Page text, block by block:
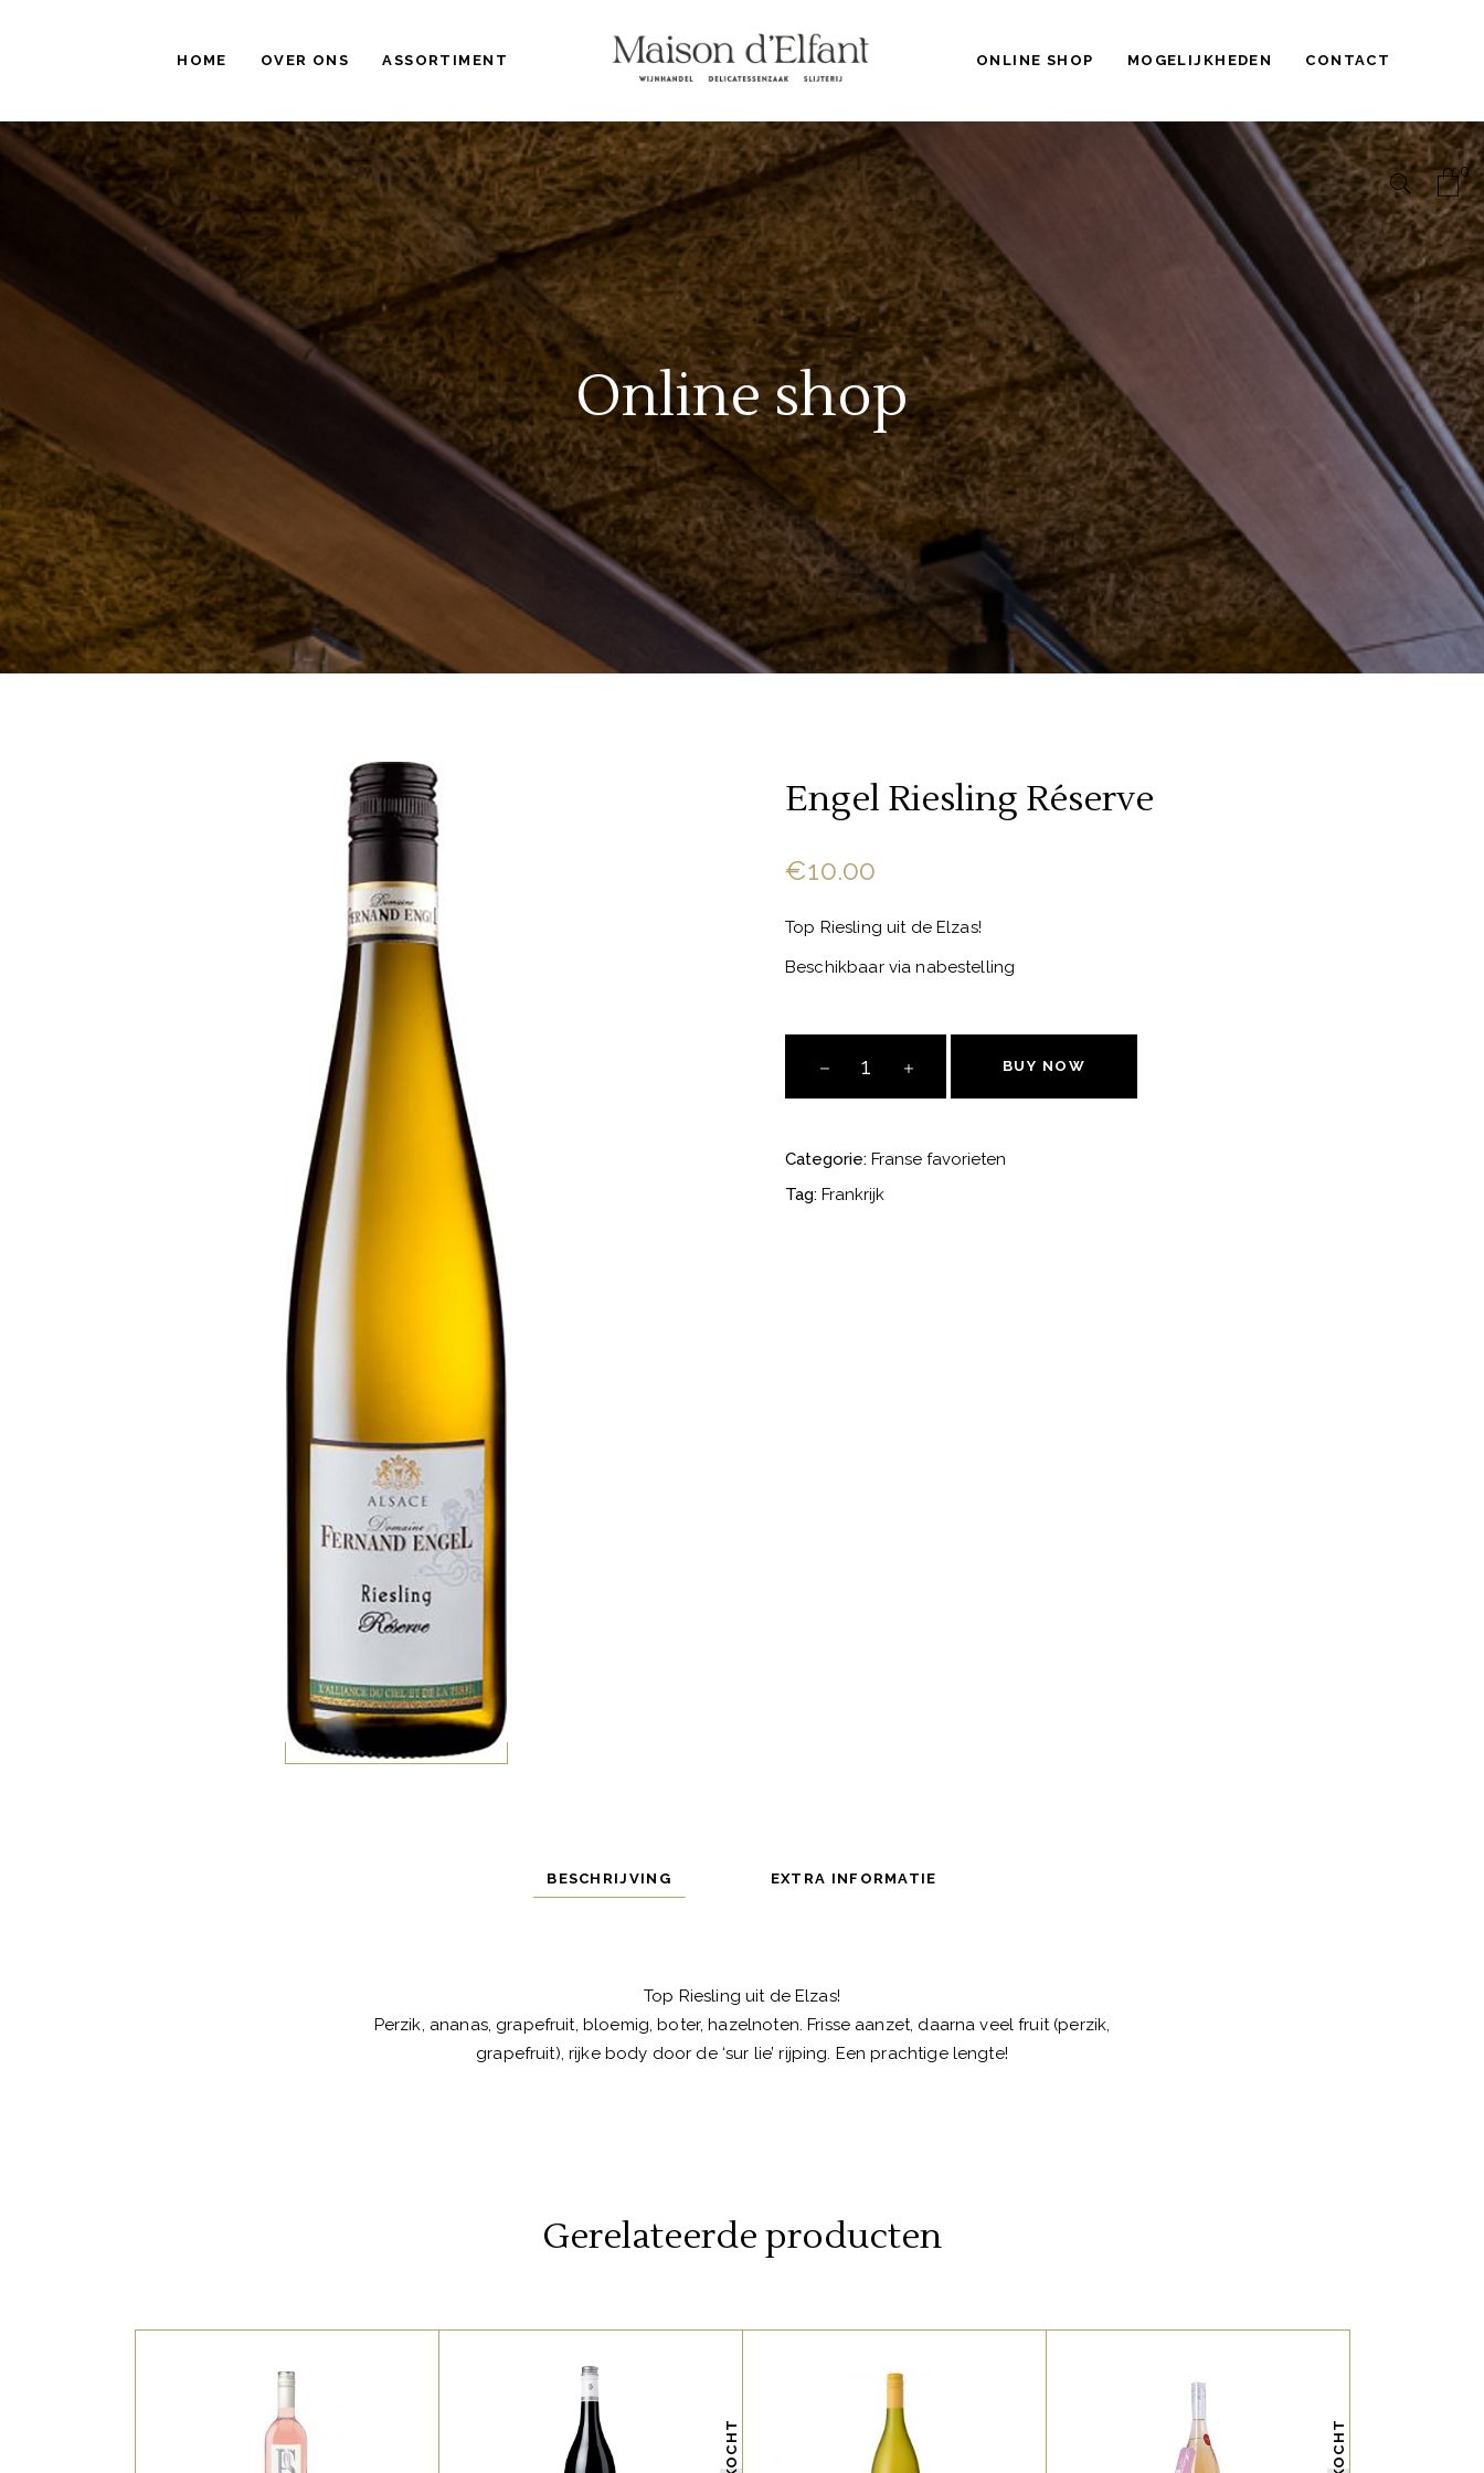
HOME OVER ONS ASSORTIMENT ONLINE SHOP MOGELIJKHEDEN CONTACT
0
Online shop
Engel Riesling Réserve
€10.00
Top Riesling uit de Elzas!
Beschikbaar via nabestelling
Riesling
Réserve
BUY NOW
Categorie: Franse favorieten
Tag: Frankrijk
BESCHRIJVING EXTRA INFORMATIE
Top Riesling uit de Elzas!
Perzik, ananas, grapefruit, bloemig, boter, hazelnoten. Frisse aanzet, daarna veel fruit (perzik,
grapefruit), rijke body door de ‘sur lie’ rijping. Een prachtige lengte!
Gerelateerde producten
ROSE FAVORIETEN
FRANSE FAVORIETEN
Heerlijk monocépage wijn
FRANSE FAVORIETEN
WITTE WIJNEN
FRANSE FAVORIETEN
ROSE FAVORIETEN